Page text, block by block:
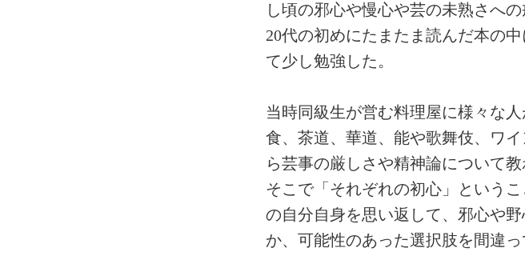
し頃の邪心や慢心や芸の未熟さへの
20代の初めにたまたま読んだ本の
て少し勉強した。
当時同級生が営む料理屋に様々な
食、茶道、華道、能や歌舞伎、ワ
ら芸事の厳しさや精神論について教
そこで「それぞれの初心」という
の自分自身を思い返して、邪心や
か、可能性のあった選択肢を間違